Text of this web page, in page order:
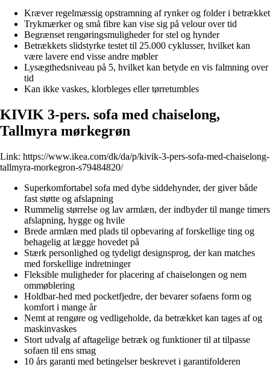
Kræver regelmæssig opstramning af rynker og folder i betrækket
Trykmærker og små fibre kan vise sig på velour over tid
Begrænset rengøringsmuligheder for stel og hynder
Betrækkets slidstyrke testet til 25.000 cyklusser, hvilket kan
være lavere end visse andre møbler
Lysægthedsniveau på 5, hvilket kan betyde en vis falmning over
tid
Kan ikke vaskes, klorbleges eller tørretumbles
KIVIK 3-pers. sofa med chaiselong,
Tallmyra mørkegrøn
Link: https://www.ikea.com/dk/da/p/kivik-3-pers-sofa-med-chaiselong-
tallmyra-morkegron-s79484820/
Superkomfortabel sofa med dybe siddehynder, der giver både
fast støtte og afslapning
Rummelig størrelse og lav armlæn, der indbyder til mange timers
afslapning, hygge og hvile
Brede armlæn med plads til opbevaring af forskellige ting og
behagelig at lægge hovedet på
Stærk personlighed og tydeligt designsprog, der kan matches
med forskellige indretninger
Fleksible muligheder for placering af chaiselongen og nem
ommøblering
Holdbar-hed med pocketfjedre, der bevarer sofaens form og
komfort i mange år
Nemt at rengøre og vedligeholde, da betrækket kan tages af og
maskinvaskes
Stort udvalg af aftagelige betræk og funktioner til at tilpasse
sofaen til ens smag
10 års garanti med betingelser beskrevet i garantifolderen